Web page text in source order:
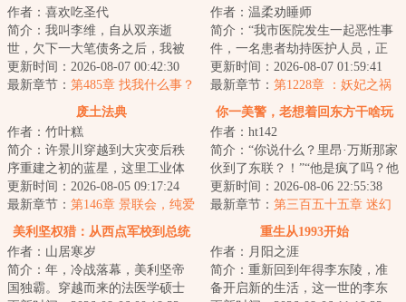
作者：喜欢吃圣代
简介：我叫李维，自从双亲逝
世，欠下一大笔债务之后，我被
一个在美利坚的远方叔叔收养，
前往纽约和他一起...
更新时间：2026-08-07 00:42:30
最新章节： 第485章 找我什么事？
作者：温柔劝睡师
简介：“我市医院发生一起恶性事
件，一名患者劫持医护人员，正
在与警方对峙......”杨逍关闭电视
机，下一...
更新时间：2026-08-07 01:59:41
最新章节： 第1228章 ：妖妃之祸
废土法典
作者：竹叶糕
简介：许景川穿越到大灾变后秩
序重建之初的蓝星，这里工业体
系崩塌、人口锐减、土地变质、
犯罪横行、权力...
更新时间：2026-08-05 09:17:24
最新章节： 第146章 景联会，纯爱
战士倒下了（求月票）
你一美警，老想着回东方干啥玩
作者：ht142
简介：“你说什么？里昂·万斯那家
伙到了东联？！”“他是疯了吗？他
在西雅图是精英、是英雄、是年
薪十万...
更新时间：2026-08-06 22:55:38
最新章节： 第三百五十五章 迷幻
猫外围的侦察哨？
美利坚权猎：从西点军校到总统
作者：山居寒岁
简介：年，冷战落幕，美利坚帝
国独霸。穿越而来的法医学硕士
重生从1993开始
作者：月阳之涯
简介：重新回到年得李东陵，准
备开启新的生活，这一世的李东